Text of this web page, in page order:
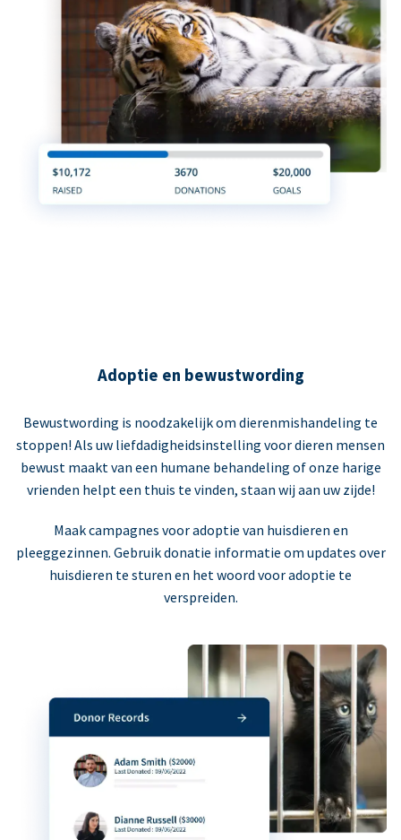
Adoptie en bewustwording
Bewustwording is noodzakelijk om dierenmishandeling te
stoppen! Als uw liefdadigheidsinstelling voor dieren mensen
bewust maakt van een humane behandeling of onze harige
vrienden helpt een thuis te vinden, staan wij aan uw zijde!
Maak campagnes voor adoptie van huisdieren en
pleeggezinnen. Gebruik donatie informatie om updates over
huisdieren te sturen en het woord voor adoptie te
verspreiden.